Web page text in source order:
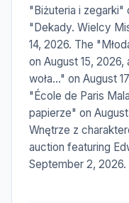
"Biżuteria i zegarki"
"Dekady. Wielcy
14, 2026. The
on August 15,
woła..." on August
"École de Paris
papierze" on
Wnętrze z
auction featuring
September 2, 2026.